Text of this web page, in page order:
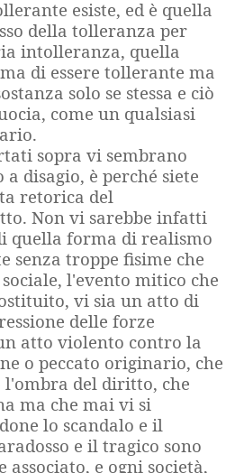
esiste, ed è quella
della tolleranza per
intolleranza, quella
di essere tollerante ma
solo se stessa e ciò
come un qualsiasi
sopra vi sembrano
disagio, è perché siete
retorica del
Non vi sarebbe infatti
quella forma di realismo
senza troppe fisime che
l'evento mitico che
vi sia un atto di
delle forze
atto violento contro la
o peccato originario, che
l'ombra del diritto, che
ma che mai vi si
lo scandalo e il
e il tragico sono
e ogni società,